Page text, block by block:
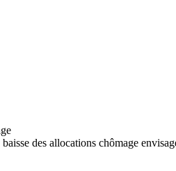
des allocations chômage